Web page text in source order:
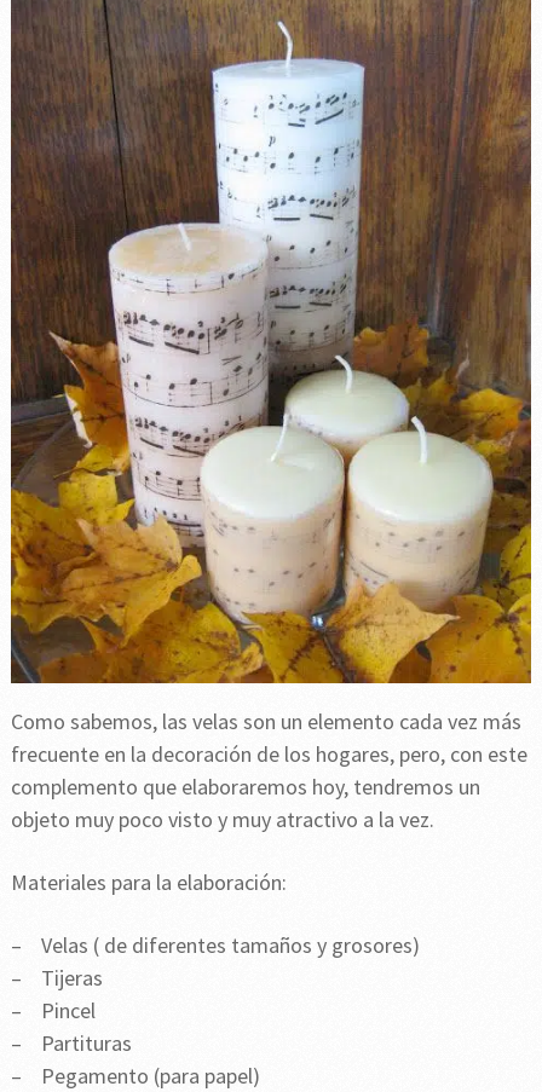
Como sabemos, las velas son un elemento cada vez más
frecuente en la decoración de los hogares, pero, con este
complemento que elaboraremos hoy, tendremos un
objeto muy poco visto y muy atractivo a la vez.
Materiales para la elaboración:
– Velas ( de diferentes tamaños y grosores)
– Tijeras
– Pincel
– Partituras
– Pegamento (para papel)